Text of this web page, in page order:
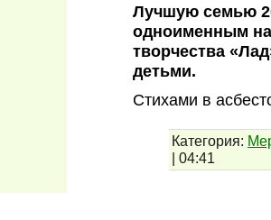
Лучшую семью
одноименным
творчества
детьми.
Стихами в
Категория:
| 04:41